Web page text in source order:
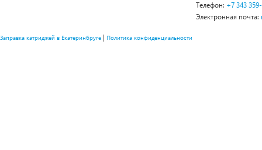
Телефон: +7 343
Электронная почта:
Заправка катриджей в Екатеринбруге | Политика конфиденциальности